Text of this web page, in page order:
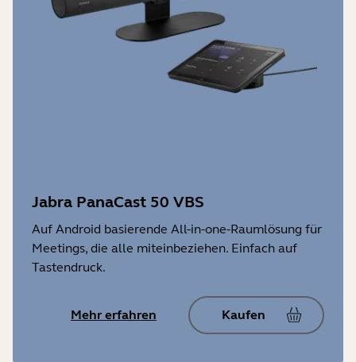
Jabra PanaCast 50 VBS
Auf Android basierende All-in-one-Raumlösung für
Meetings, die alle miteinbeziehen. Einfach auf
Tastendruck.
Mehr erfahren Kaufen